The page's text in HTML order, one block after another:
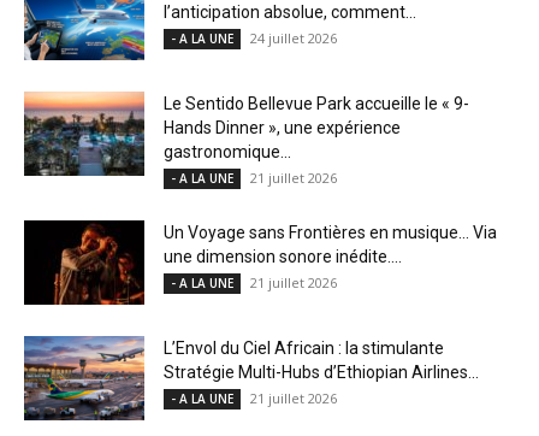
l’anticipation absolue, comment...
- A LA UNE 24 juillet 2026
Le Sentido Bellevue Park accueille le « 9-
Hands Dinner », une expérience
gastronomique...
- A LA UNE 21 juillet 2026
Un Voyage sans Frontières en musique… Via
une dimension sonore inédite....
- A LA UNE 21 juillet 2026
L’Envol du Ciel Africain : la stimulante
Stratégie Multi-Hubs d’Ethiopian Airlines...
- A LA UNE 21 juillet 2026